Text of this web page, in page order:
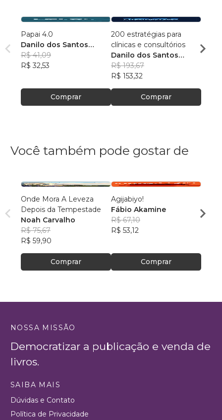
Papai 4.0
Danilo dos Santos
Matos
R$ 41,09
R$ 32,53
Comprar
200 estratégias para
clínicas e consultórios
Danilo dos Santos
Matos
R$ 193,67
R$ 153,32
Comprar
R$
Você também pode gostar de
Onde Mora A Leveza
Depois da Tempestade
Noah Carvalho
R$ 75,67
R$ 59,90
Comprar
Agijabiyo!
Fábio Akamine
R$ 67,10
R$ 53,12
Comprar
R$
NOSSA MISSÃO
Democratizar a publicação e venda de
livros.
SAIBA MAIS
Dúvidas e Contato
Política de Privacidade